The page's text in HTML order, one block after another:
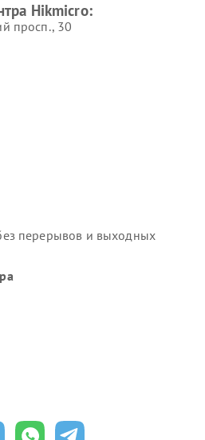
Hikmicro:
просп., 30
перерывов и выходных